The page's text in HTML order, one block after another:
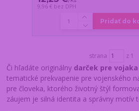
9,96 € bez DPH
Pridať do
strana z 1
Či hľadáte originálny darček pre vojaka
tematické prekvapenie pre vojenského
pre človeka, ktorého životný štýl
záujem je silná identita a správny motív